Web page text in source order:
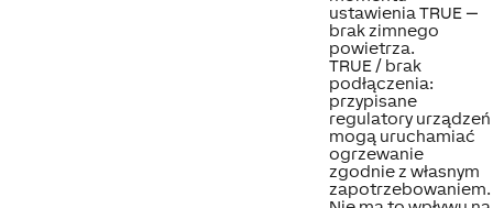
ustawienia TRUE —
brak zimnego
powietrza.
TRUE / brak
podłączenia:
przypisane
regulatory urządzeń
mogą uruchamiać
ogrzewanie
zgodnie z własnym
zapotrzebowaniem.